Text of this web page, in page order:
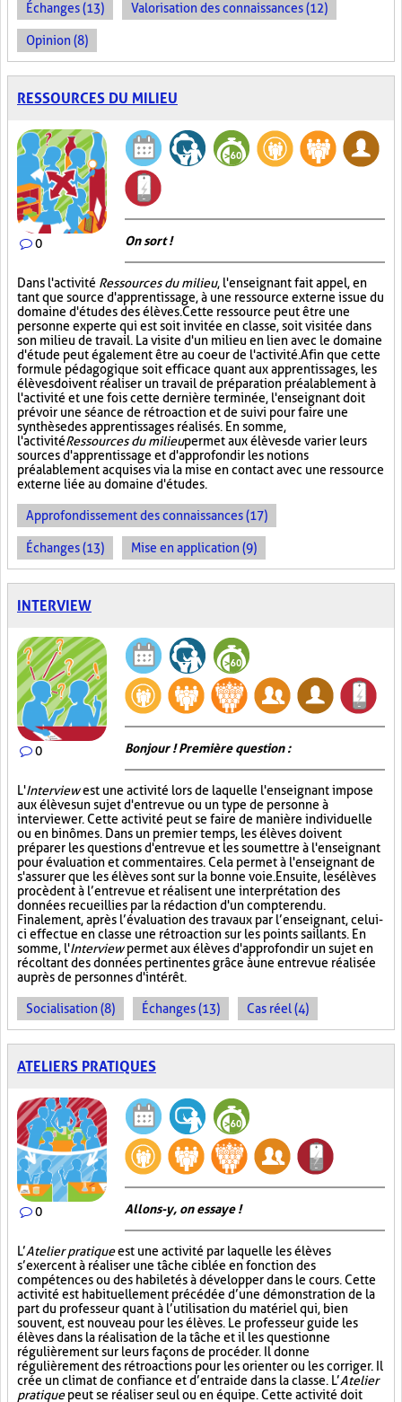
Échanges (13) Valorisation des connaissances (12)
Opinion (8)
RESSOURCES DU MILIEU
0 On sort !
Dans l'activité Ressources du milieu, l'enseignant fait appel, en
tant que source d'apprentissage, à une ressource externe issue du
domaine d'études des élèves. Cette ressource peut être une
personne experte qui est soit invitée en classe, soit visitée dans
son milieu de travail. La visite d'un milieu en lien avec le domaine
d'étude peut également être au coeur de l'activité. Afin que cette
formule pédagogique soit efficace quant aux apprentissages, les
élèves doivent réaliser un travail de préparation préalablement à
l'activité et une fois cette dernière terminée, l'enseignant doit
prévoir une séance de rétroaction et de suivi pour faire une
synthèse des apprentissages réalisés. En somme,
l'activitéRessources du milieupermet aux élèves de varier leurs
sources d'apprentissage et d'approfondir les notions
préalablement acquises via la mise en contact avec une ressource
externe liée au domaine d'études.
Approfondissement des connaissances (17)
Échanges (13) Mise en application (9)
INTERVIEW
0 Bonjour ! Première question :
L'Interviewest une activité lors de laquelle l'enseignant impose
aux élèves un sujet d'entrevue ou un type de personne à
interviewer. Cette activité peut se faire de manière individuelle
ou en binômes. Dans un premier temps, les élèves doivent
préparer les questions d'entrevue et les soumettre à l'enseignant
pour évaluation et commentaires. Cela permet à l'enseignant de
s'assurer que les élèves sont sur la bonne voie. Ensuite, les élèves
procèdent à l’entrevue et réalisent une interprétation des
données recueillies par la rédaction d'un compte rendu.
Finalement, après l’évaluation des travaux par l’enseignant, celui-
ci effectue en classe une rétroaction sur les points saillants. En
somme, l'Interviewpermet aux élèves d'approfondir un sujet en
récoltant des données pertinentes grâce à une entrevue réalisée
auprès de personnes d'intérêt.
Socialisation (8) Échanges (13) Cas réel (4)
ATELIERS PRATIQUES
0 Allons-y, on essaye !
L’Atelier pratiqueest une activité par laquelle les élèves
s’exercent à réaliser une tâche ciblée en fonction des
compétences ou des habiletés à développer dans le cours. Cette
activité est habituellement précédée d’une démonstration de la
part du professeur quant à l’utilisation du matériel qui, bien
souvent, est nouveau pour les élèves. Le professeur guide les
élèves dans la réalisation de la tâche et il les questionne
régulièrement sur leurs façons de procéder. Il donne
régulièrement des rétroactions pour les orienter ou les corriger. Il
crée un climat de confiance et d’entraide dans la classe. L’Atelier
pratiquepeut se réaliser seul ou en équipe. Cette activité doit